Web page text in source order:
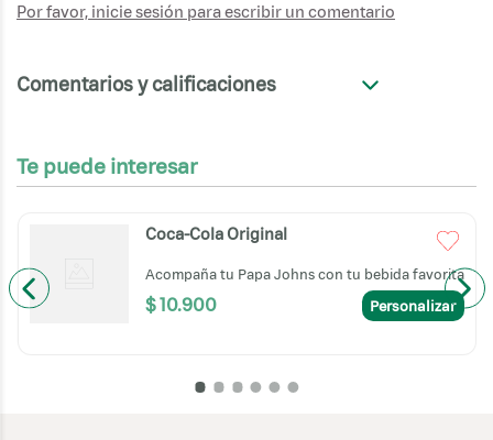
Por favor, inicie sesión para escribir un comentario
Comentarios y calificaciones +
Te puede interesar
Coca-Cola Original
Acompaña tu Papa Johns con tu bebida favorita
$10.900 Personalizar